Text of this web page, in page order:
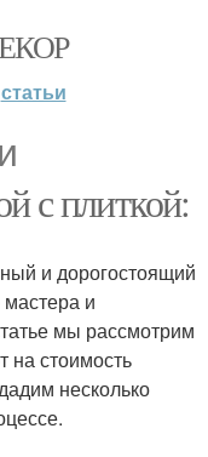
статьи
с плиткой:
и дорогостоящий
и
мы рассмотрим
на стоимость
несколько